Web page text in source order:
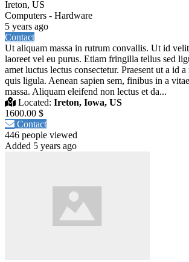
Ireton, US
Computers - Hardware
5 years ago
Contact
Ut aliquam massa in rutrum convallis. Ut id
laoreet vel eu purus. Etiam fringilla tellus sed
amet luctus lectus consectetur. Praesent ut a id
quis ligula. Aenean sapien sem, finibus in a
massa. Aliquam eleifend non lectus et da...
Located: Ireton, Iowa, US
1600.00 $
Contact
446 people viewed
Added 5 years ago